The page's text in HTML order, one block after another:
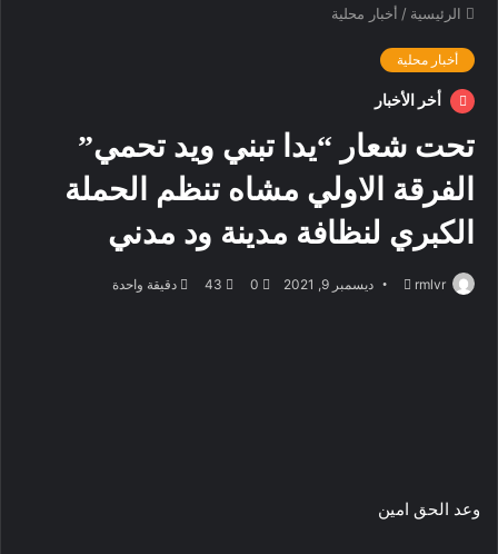
الرئيسية / أخبار محلية
أخبار محلية
أخر الأخبار
تحت شعار “يدا تبني ويد تحمي”
الفرقة الاولي مشاه تنظم الحملة
الكبري لنظافة مدينة ود مدني
rmlvr
أرسل ديسمبر 9, 2021 0
43 دقيقة واحدة
وعد الحق امين